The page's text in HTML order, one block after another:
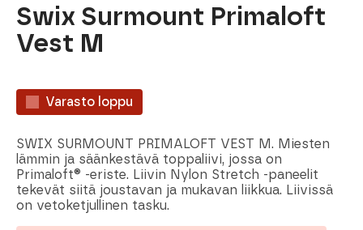
Swix Surmount Primaloft
Vest M
Varasto loppu
SWIX SURMOUNT PRIMALOFT VEST M. Miesten
lämmin ja säänkestävä toppaliivi, jossa on
Primaloft® -eriste. Liivin Nylon Stretch -paneelit
tekevät siitä joustavan ja mukavan liikkua. Liivissä
on vetoketjullinen tasku.